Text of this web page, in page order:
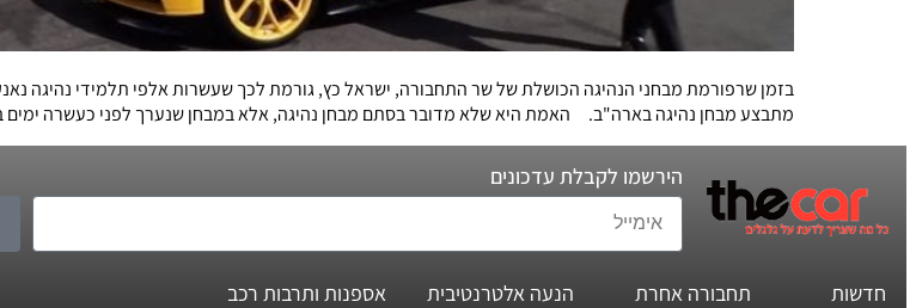
בזמן שרפורמת מבחני הנהיגה הכושלת של שר התחבורה, ישראל כץ, גורמת לכך שעשרות אלפי תלמידי נהיגה
מתבצע מבחן נהיגה בארה"ב. האמת היא שלא מדובר בסתם מבחן נהיגה, אלא במבחן שנערך לפני כעשרה
הירשמו לקבלת עדכונים
חדשות
תחבורה אחרת
הנעה אלטרנטיבית
אספנות ותרבות רכב